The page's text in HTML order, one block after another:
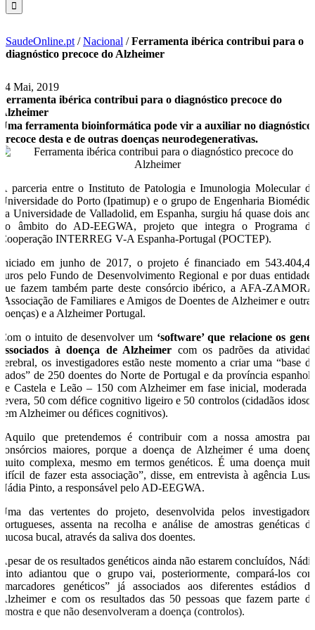
SaudeOnline.pt /Nacional /Ferramenta ibérica contribui para o
diagnóstico precoce do Alzheimer
14 Mai, 2019
Ferramenta ibérica contribui para o diagnóstico precoce do
Alzheimer
Uma ferramenta bioinformática pode vir a auxiliar no diagnóstico
precoce desta e de outras doenças neurodegenerativas.
A parceria entre o Instituto de Patologia e Imunologia Molecular da
Universidade do Porto (Ipatimup) e o grupo de Engenharia Biomédica
da Universidade de Valladolid, em Espanha, surgiu há quase dois anos
no âmbito do AD-EEGWA, projeto que integra o Programa de
Cooperação INTERREG V-A Espanha-Portugal (POCTEP).
Iniciado em junho de 2017, o projeto é financiado em 543.404,47
euros pelo Fundo de Desenvolvimento Regional e por duas entidades
que fazem também parte deste consórcio ibérico, a AFA-ZAMORA
(Associação de Familiares e Amigos de Doentes de Alzheimer e outras
doenças) e a Alzheimer Portugal.
Com o intuito de desenvolver um ‘software’ que relacione os genes
associados à doença de Alzheimer com os padrões da atividade
cerebral, os investigadores estão neste momento a criar uma “base de
dados” de 250 doentes do Norte de Portugal e da província espanhola
de Castela e Leão – 150 com Alzheimer em fase inicial, moderada e
severa, 50 com défice cognitivo ligeiro e 50 controlos (cidadãos idosos
sem Alzheimer ou défices cognitivos).
“Aquilo que pretendemos é contribuir com a nossa amostra para
consórcios maiores, porque a doença de Alzheimer é uma doença
muito complexa, mesmo em termos genéticos. É uma doença muito
difícil de fazer esta associação”, disse, em entrevista à agência Lusa,
Nádia Pinto, a responsável pelo AD-EEGWA.
Uma das vertentes do projeto, desenvolvida pelos investigadores
portugueses, assenta na recolha e análise de amostras genéticas da
mucosa bucal, através da saliva dos doentes.
Apesar de os resultados genéticos ainda não estarem concluídos, Nádia
Pinto adiantou que o grupo vai, posteriormente, compará-los com
“marcadores genéticos” já associados aos diferentes estádios do
Alzheimer e com os resultados das 50 pessoas que fazem parte da
amostra e que não desenvolveram a doença (controlos).